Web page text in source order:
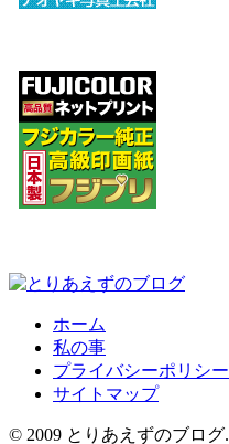
ホーム
私の事
プライバシーポリシー
サイトマップ
© 2009 とりあえずのブログ.